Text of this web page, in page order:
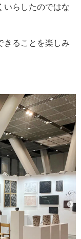
いらしたのではな
きることを楽しみ